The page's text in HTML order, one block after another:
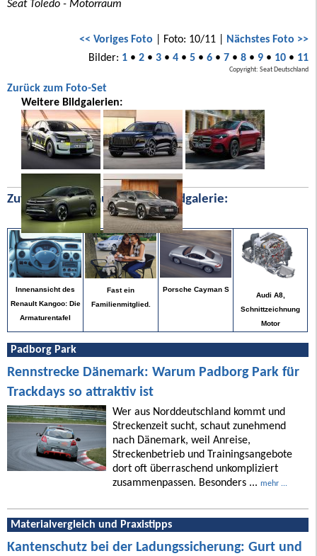
Seat Toledo - Motorraum
<< Voriges Foto | Foto: 10/11 |
Nächstes Foto >>
Bilder: 1• 2• 3• 4• 5• 6• 7• 8• 9• 10• 11
Copyright: Seat Deutschland
Zurück zum Foto-Set
Weitere Bildgalerien:
Zufällige Bilder aus unserer Bildgalerie:
Innenansicht des
Renault Kangoo: Die
Armaturentafel
Fast ein
Familienmitglied.
Porsche Cayman S
Audi A8,
Schnittzeichnung
Motor
Padborg Park
Rennstrecke Dänemark: Warum Padborg Park für
Trackdays so attraktiv ist
Wer aus Norddeutschland kommt und
Streckenzeit sucht, schaut zunehmend
nach Dänemark, weil Anreise,
Streckenbetrieb und Trainingsangebote
dort oft überraschend unkompliziert
zusammenpassen. Besonders ... mehr ...
Materialvergleich und Praxistipps
Kantenschutz bei der Ladungssicherung: Gurt und